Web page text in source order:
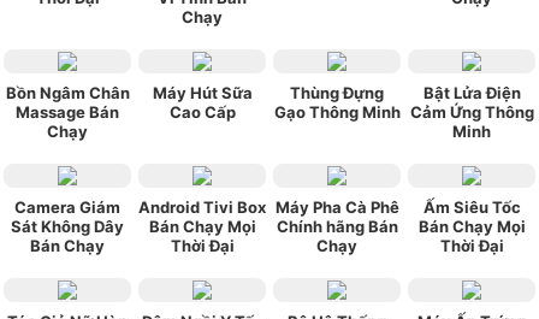
Chạy
Bồn Ngâm Chân
Massage Bán
Chạy
Máy Hút Sữa
Cao Cấp
Thùng Đựng
Gạo Thông Minh
Bật Lửa Điện
Cảm Ứng Thông
Minh
Camera Giám
Sát Không Dây
Bán Chạy
Android Tivi Box
Bán Chạy Mọi
Thời Đại
Máy Pha Cà Phê
Chính hãng Bán
Chạy
Ấm Siêu Tốc
Bán Chạy Mọi
Thời Đại